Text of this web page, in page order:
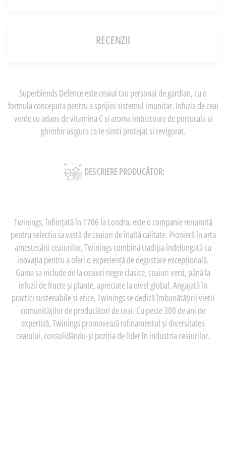
RECENZII
Superblends Defence este ceaiul tau personal de gardian, cu o
formula conceputa pentru a sprijini sistemul imunitar. Infuzia de ceai
verde cu adaos de vitamina C si aroma imbietoare de portocala si
ghimbir asigura ca te simti protejat si revigorat.
DESCRIERE PRODUCĂTOR:
Twinings, înființată în 1706 la Londra, este o companie renumită
pentru selecția sa vastă de ceaiuri de înaltă calitate. Pionieră în arta
amestecării ceaiurilor, Twinings combină tradiția îndelungată cu
inovația pentru a oferi o experiență de degustare excepțională.
Gama sa include de la ceaiuri negre clasice, ceaiuri verzi, până la
infuzii de fructe și plante, apreciate la nivel global. Angajată în
practici sustenabile și etice, Twinings se dedică îmbunătățirii vieții
comunităților de producători de ceai. Cu peste 300 de ani de
expertiză, Twinings promovează rafinamentul și diversitatea
ceaiului, consolidându-și poziția de lider în industria ceaiurilor.